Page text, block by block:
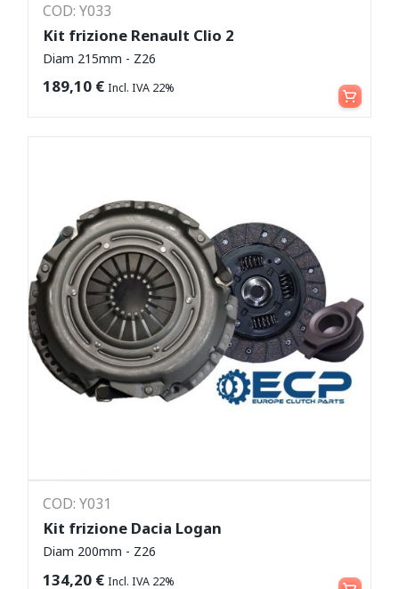
COD: Y033
Kit frizione Renault Clio 2
Diam 215mm - Z26
189,10 € Incl. IVA 22% Aggiungi al carrello
COD: Y031
Kit frizione Dacia Logan
Diam 200mm - Z26
134,20 € Incl. IVA 22% Aggiungi al carrello